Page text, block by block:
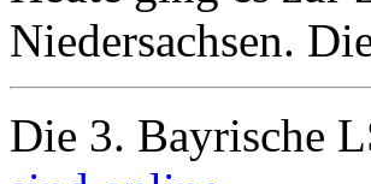
Niedersachsen.
Die 3. Bayrische